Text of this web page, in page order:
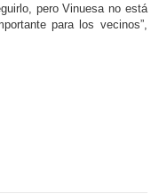
pero Vinuesa no está
para los vecinos”,